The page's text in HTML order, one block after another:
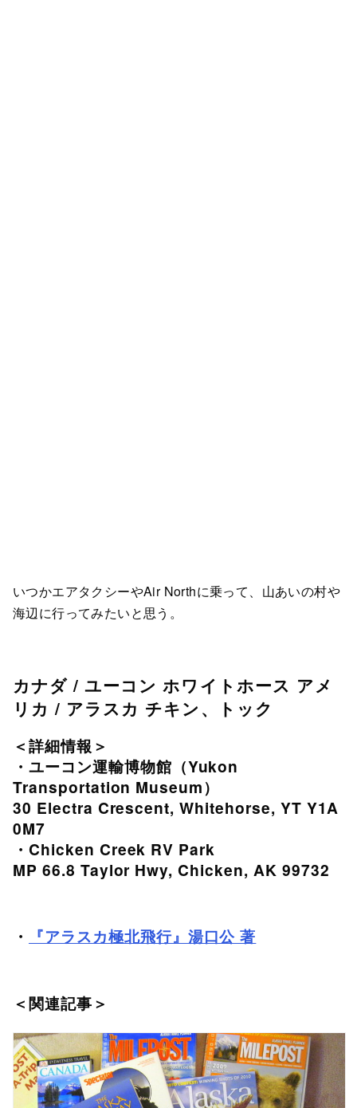
いつかエアタクシーやAir Northに乗って、山あいの村や
海辺に行ってみたいと思う。
カナダ / ユーコン ホワイトホース アメ
リカ / アラスカ チキン、トック
＜詳細情報＞
・ユーコン運輸博物館（Yukon
Transportation Museum）
30 Electra Crescent, Whitehorse, YT Y1A
0M7
・Chicken Creek RV Park
MP 66.8 Taylor Hwy, Chicken, AK 99732
・ 『アラスカ極北飛行』湯口公 著
＜関連記事＞